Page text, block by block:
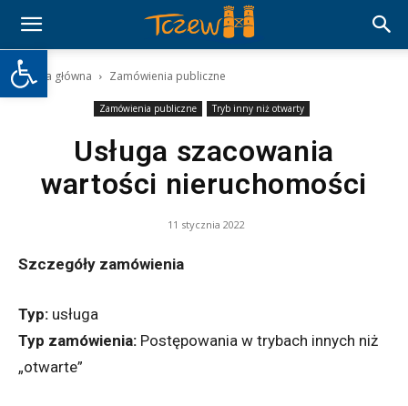
Otwórz pasek narzędzi
Strona główna Zamówienia publiczne
Zamówienia publiczne Tryb inny niż otwarty
Usługa szacowania
wartości nieruchomości
11 stycznia 2022
Szczegóły zamówienia
Typ: usługa
Typ zamówienia: Postępowania w trybach innych niż
„otwarte”